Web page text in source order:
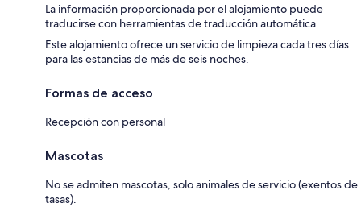
La información proporcionada por el alojamiento puede
traducirse con herramientas de traducción automática
Este alojamiento ofrece un servicio de limpieza cada tres días
para las estancias de más de seis noches.
Formas de acceso
Recepción con personal
Mascotas
No se admiten mascotas, solo animales de servicio (exentos de
tasas).